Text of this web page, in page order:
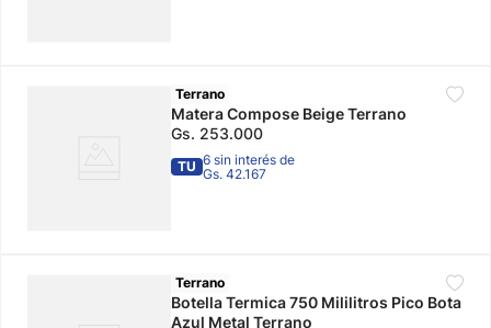
Terrano
Matera Compose Beige Terrano
Gs. 253.000
TU 6 sin interés de
Gs. 42.167
Terrano
Botella Termica 750 Mililitros Pico Bota
Azul Metal Terrano